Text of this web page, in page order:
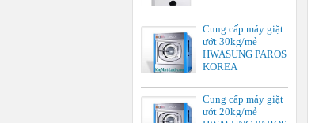
Cung cấp máy giặt
ướt 30kg/mẻ
HWASUNG PAROS
KOREA
Cung cấp máy giặt
ướt 20kg/mẻ